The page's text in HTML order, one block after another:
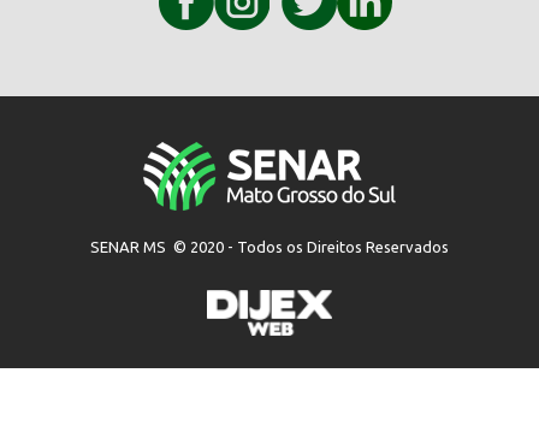
SENAR MS © 2020 - Todos os Direitos Reservados